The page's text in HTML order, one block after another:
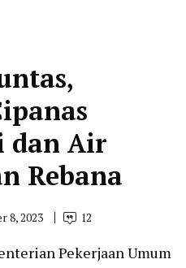
dan Air
Rebana
8, 2023 12
Pekerjaan Umum